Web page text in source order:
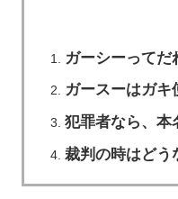
ガーシーってだ
ガースーはガキ
犯罪者なら、本
裁判の時はどう